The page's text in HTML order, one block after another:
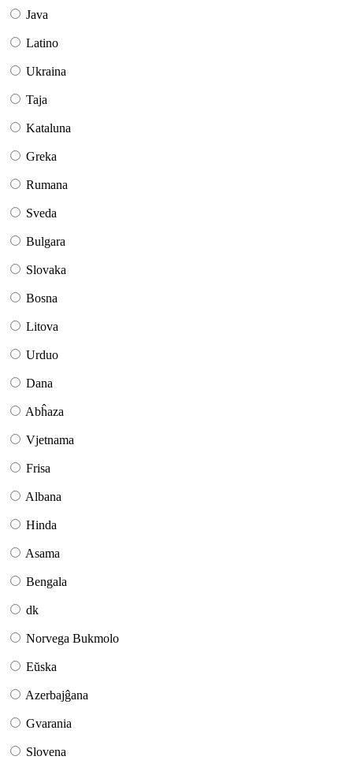
Java
Latino
Ukraina
Taja
Kataluna
Greka
Rumana
Sveda
Bulgara
Slovaka
Bosna
Litova
Urduo
Dana
Abĥaza
Vjetnama
Frisa
Albana
Hinda
Asama
Bengala
dk
Norvega Bukmolo
Eŭska
Azerbajĝana
Gvarania
Slovena